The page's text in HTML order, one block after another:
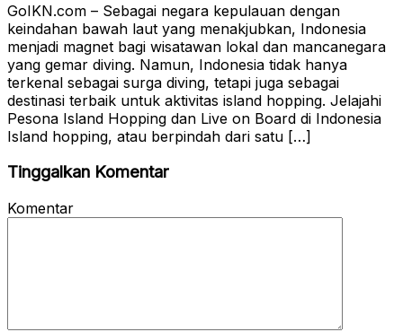
GoIKN.com – Sebagai negara kepulauan dengan
keindahan bawah laut yang menakjubkan, Indonesia
menjadi magnet bagi wisatawan lokal dan mancanegara
yang gemar diving. Namun, Indonesia tidak hanya
terkenal sebagai surga diving, tetapi juga sebagai
destinasi terbaik untuk aktivitas island hopping. Jelajahi
Pesona Island Hopping dan Live on Board di Indonesia
Island hopping, atau berpindah dari satu […]
Tinggalkan Komentar
Komentar